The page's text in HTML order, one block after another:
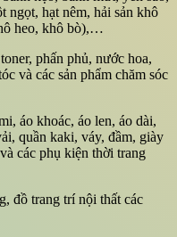
ngọt, hạt nêm, hải sản khô
heo, khô bò),…
phấn phủ, nước hoa,
và các sản phẩm chăm sóc
áo khoác, áo len, áo dài,
quần kaki, váy, đầm, giày
các phụ kiện thời trang
đồ trang trí nội thất các